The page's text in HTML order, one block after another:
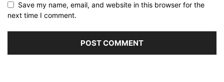
Save my name, email, and website in this browser for the
next time I comment.